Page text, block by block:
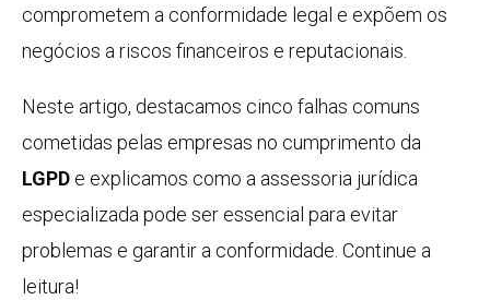
comprometem a conformidade legal e expõem os
negócios a riscos financeiros e reputacionais.
Neste artigo, destacamos cinco falhas comuns
cometidas pelas empresas no cumprimento da
LGPD e explicamos como a assessoria jurídica
especializada pode ser essencial para evitar
problemas e garantir a conformidade. Continue a
leitura!